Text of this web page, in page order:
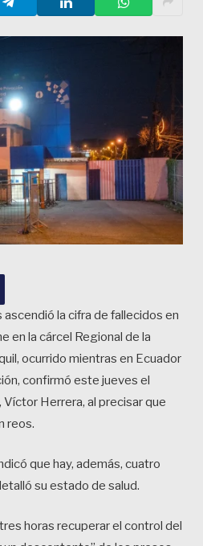
ascendió la cifra de fallecidos en
en la cárcel Regional de la
ocurrido mientras en Ecuador
confirmó este jueves el
Herrera, al precisar que
reos.
que hay, además, cuatro
su estado de salud.
horas recuperar el control del